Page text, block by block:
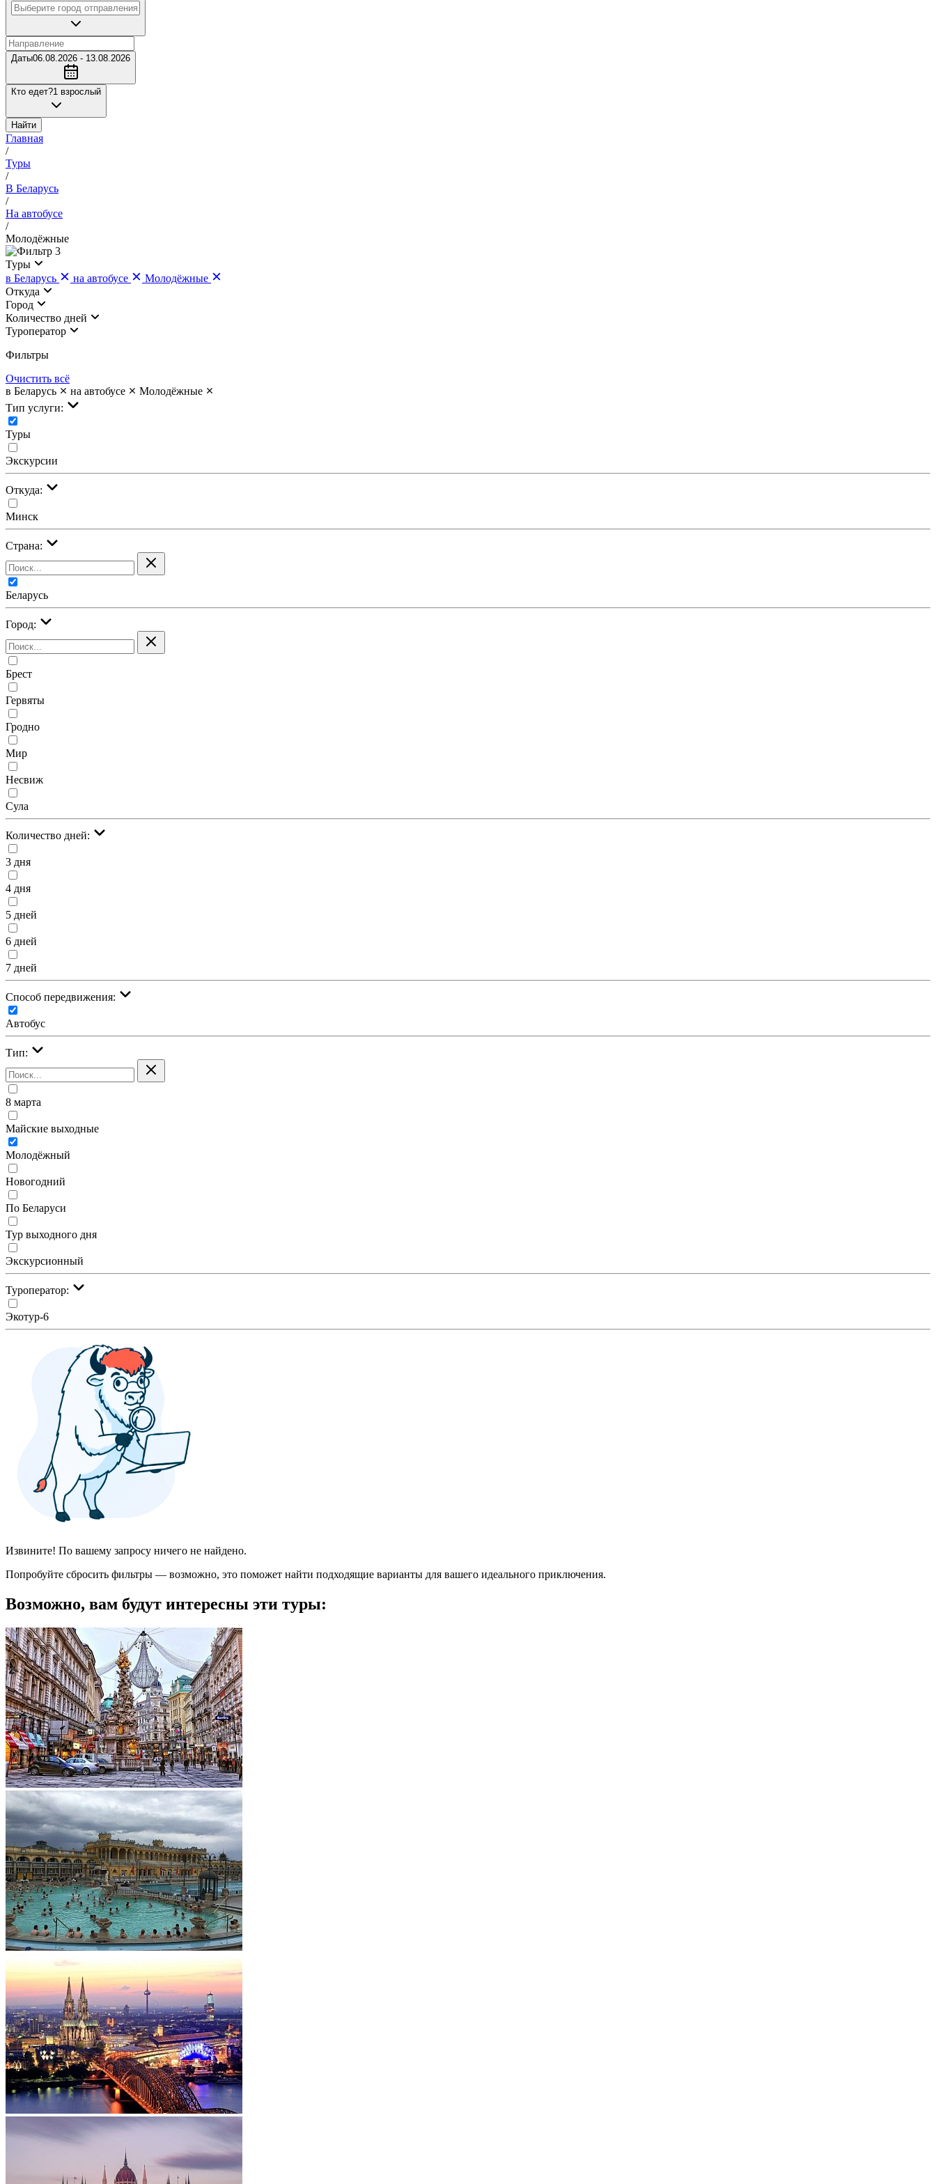
Даты06.08.2026 - 13.08.2026
Кто едет?1 взрослый
Найти
Главная
/
Туры
/
В Беларусь
/
На автобусе
/
Молодёжные
3
Туры
в Беларусь
на автобусе
Молодёжные
Откуда
Город
Количество дней
Туроператор
Фильтры
Очистить всё
в Беларусь
на автобусе
Молодёжные
Тип услуги:
Туры
Экскурсии
Откуда:
Минск
Страна:
Беларусь
Город:
Брест
Гервяты
Гродно
Мир
Несвиж
Сула
Количество дней:
3 дня
4 дня
5 дней
6 дней
7 дней
Cпособ передвижения:
Автобус
Тип:
8 марта
Майские выходные
Молодёжный
Новогодний
По Беларуси
Тур выходного дня
Экскурсионный
Туроператор:
Экотур-6
Извините! По вашему запросу ничего не найдено.
Попробуйте сбросить фильтры — возможно, это поможет найти подходящие варианты для вашего идеального приключения.
Возможно, вам будут интересны эти туры: